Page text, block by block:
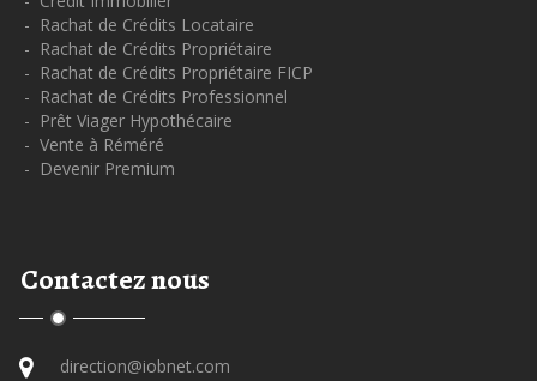
- Rachat de Crédits Locataire
- Rachat de Crédits Propriétaire
- Rachat de Crédits Propriétaire FICP
- Rachat de Crédits Professionnel
- Prêt Viager Hypothécaire
- Vente à Réméré
- Devenir Premium
Contactez nous
direction@iobnet.com